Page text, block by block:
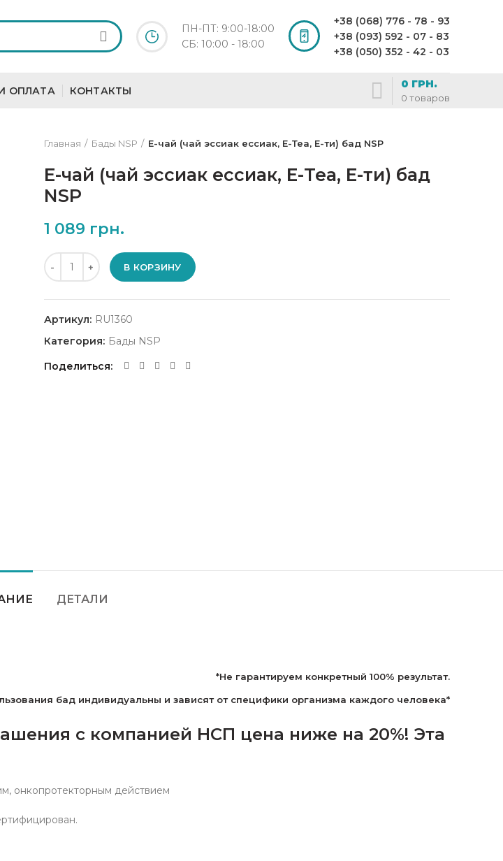
ПН-ПТ: 9:00-18:00
СБ: 10:00 - 18:00
+38 (068) 776 - 78 - 93
+38 (093) 592 - 07 - 83
+38 (050) 352 - 42 - 03
ОПЛАТА КОНТАКТЫ
0 товаров
0 ГРН.
Главная Бады NSP Е-чай (чай эссиак ессиак, Е-Теа, Е-ти) бад NSP
Е-чай (чай эссиак ессиак, Е-Теа, Е-ти) бад
NSP
1 089 грн.
Количество
В КОРЗИНУ
Артикул: RU1360
Категория: Бады NSP
Поделиться
ДЕТАЛИ
*Не гарантируем конкретный 100% результат.
бад индивидуальны и зависят от специфики организма каждого человека*
с компанией НСП цена ниже на 20%! Эта
онкопротекторным действием